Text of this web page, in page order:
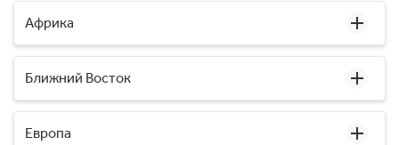
Африка
Ближний Восток
Европа